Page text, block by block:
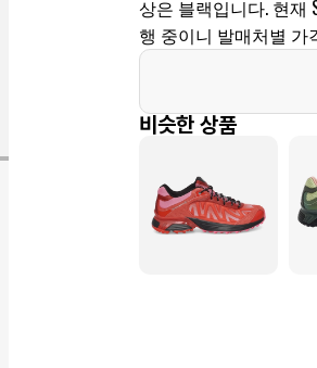
상은 블랙입니다. 현재
행 중이니 발매처별 가
비슷한 상품